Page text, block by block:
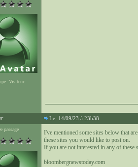
Visiteur
Le: 14/09/23 à 23h38
passage
I've mentioned some sites below that
these sites you would like to post on.
If you are not interested in any of these
bloombergnewstoday.com